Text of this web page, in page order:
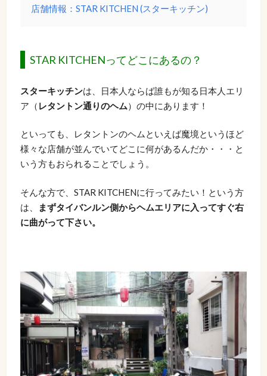
店舗情報：STAR KITCHEN (スターキッチン)
STAR KITCHENってどこにあるの？
スターキッチンは、日本人ならば誰もが知る日本人エリ
ア（ レタントン通りのヘム）の中にあります！
といっても、レタントンのヘムといえば魔境というほど
様々な店舗が並んでいてどこに何があるんだか・・・と
いう方もおられることでしょう。
そんな方で、STAR KITCHENに行ってみたい！という方
は、
まずタイバンルン側からヘムエリアに入ってすぐ右
に曲がって下さい。